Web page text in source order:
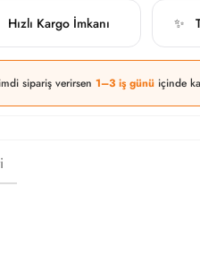
Hızlı Kargo İmkanı ✨
sipariş verirsen 1–3 iş günü içinde